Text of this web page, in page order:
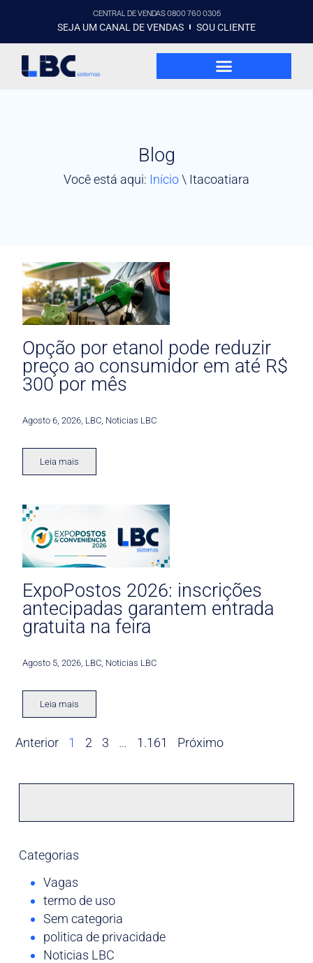
CENTRAL DE VENDAS 0800 760 0305
SEJA UM CANAL DE VENDAS SOU CLIENTE
Blog
Você está aqui: Início\ Itacoatiara
Opção por etanol pode reduzir
preço ao consumidor em até R$
300 por mês
Agosto 6, 2026 LBC Noticias LBC
Leia mais
ExpoPostos 2026: inscrições
antecipadas garantem entrada
gratuita na feira
Agosto 5, 2026 LBC Noticias LBC
Leia mais
Anterior 1 2 3 … 1.161 Próximo
Categorias
Vagas
termo de uso
Sem categoria
politica de privacidade
Noticias LBC